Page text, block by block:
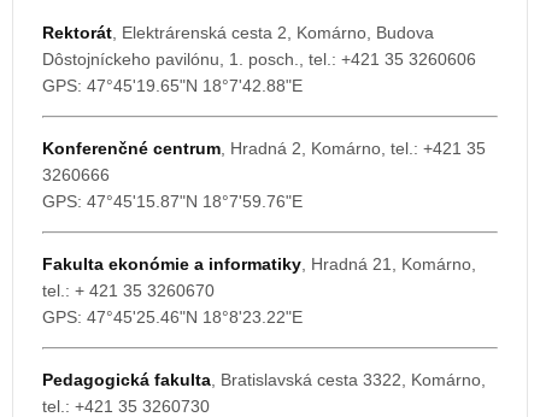
Rektorát , Elektrárenská cesta 2, Komárno, Budova
Dôstojníckeho pavilónu, 1. posch., tel.: +421 35 3260606
GPS: 47°45'19.65"N 18°7'42.88"E
Konferenčné centrum , Hradná 2, Komárno, tel.: +421 35
3260666
GPS: 47°45'15.87"N 18°7'59.76"E
Fakulta ekonómie a informatiky , Hradná 21, Komárno,
tel.: + 421 35 3260670
GPS: 47°45'25.46"N 18°8'23.22"E
Pedagogická fakulta , Bratislavská cesta 3322, Komárno,
tel.: +421 35 3260730